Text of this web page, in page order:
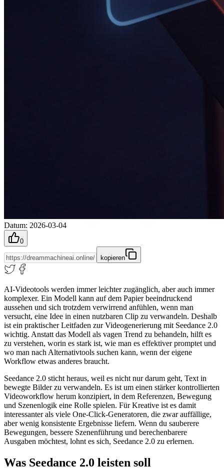
Datum: 2026-03-04
0
kopieren
AI-Videotools werden immer leichter zugänglich, aber auch immer
komplexer. Ein Modell kann auf dem Papier beeindruckend
aussehen und sich trotzdem verwirrend anfühlen, wenn man
versucht, eine Idee in einen nutzbaren Clip zu verwandeln. Deshalb
ist ein praktischer Leitfaden zur Videogenerierung mit Seedance 2.0
wichtig. Anstatt das Modell als vagen Trend zu behandeln, hilft es
zu verstehen, worin es stark ist, wie man es effektiver promptet und
wo man nach Alternativtools suchen kann, wenn der eigene
Workflow etwas anderes braucht.
Seedance 2.0 sticht heraus, weil es nicht nur darum geht, Text in
bewegte Bilder zu verwandeln. Es ist um einen stärker kontrollierten
Videoworkflow herum konzipiert, in dem Referenzen, Bewegung
und Szenenlogik eine Rolle spielen. Für Kreative ist es damit
interessanter als viele One-Click-Generatoren, die zwar auffällige,
aber wenig konsistente Ergebnisse liefern. Wenn du sauberere
Bewegungen, bessere Szenenführung und berechenbarere
Ausgaben möchtest, lohnt es sich, Seedance 2.0 zu erlernen.
Was Seedance 2.0 leisten soll